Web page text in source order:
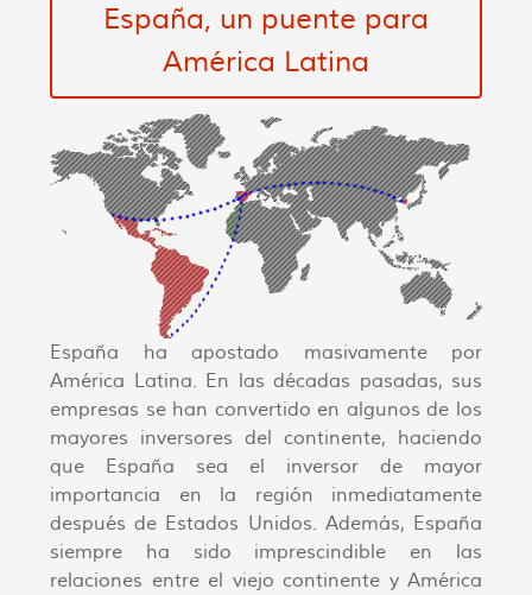
España, un puente para
América Latina
España ha apostado masivamente por
América Latina. En las décadas pasadas, sus
empresas se han convertido en algunos de los
mayores inversores del continente, haciendo
que España sea el inversor de mayor
importancia en la región inmediatamente
después de Estados Unidos. Además, España
siempre ha sido imprescindible en las
relaciones entre el viejo continente y América